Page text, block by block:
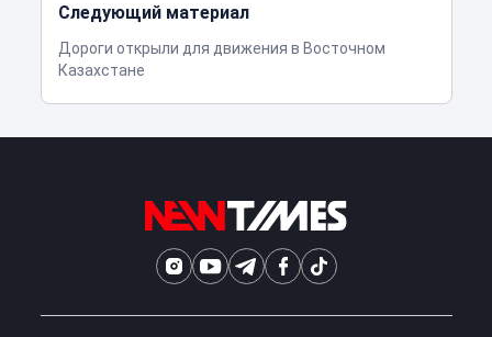
Следующий материал
Дороги открыли для движения в Восточном
Казахстане